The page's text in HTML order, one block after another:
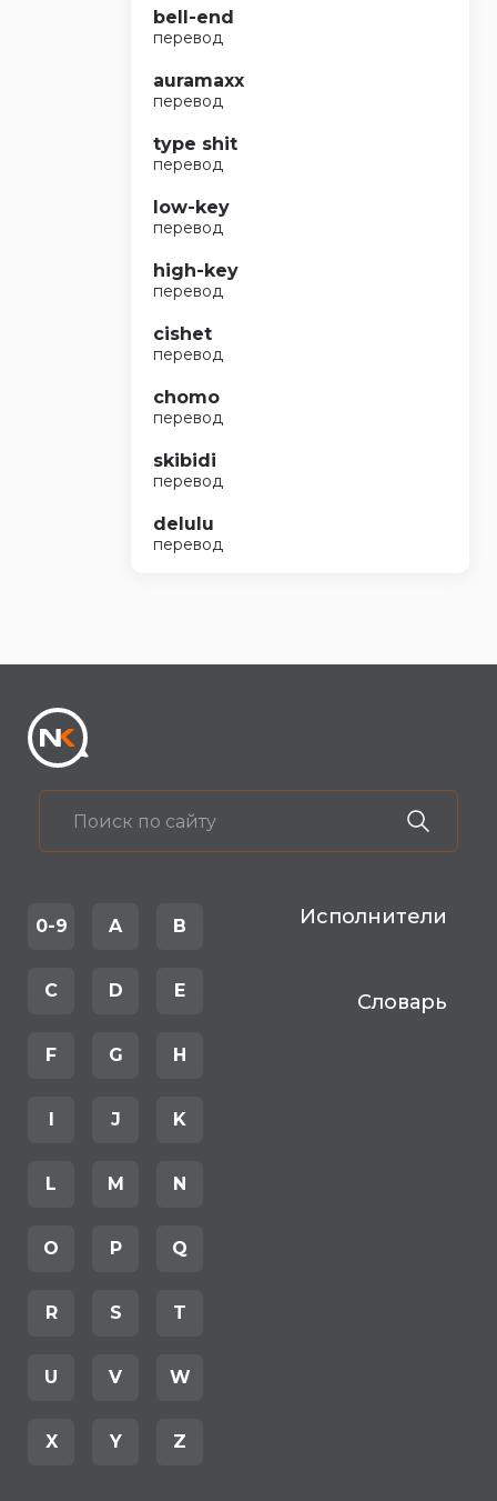
bell-end
перевод
auramaxx
перевод
type shit
перевод
low-key
перевод
high-key
перевод
cishet
перевод
chomo
перевод
skibidi
перевод
delulu
перевод
0-9 A B
C D E
F G H
I J K
L M N
O P Q
R S T
U V W
X Y Z
Исполнители
Словарь